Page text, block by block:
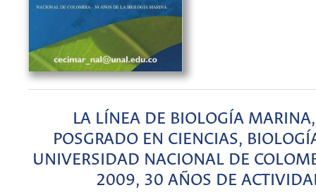
LA LÍNEA DE BIOLOGÍA
POSGRADO EN CIENCIAS,
UNIVERSIDAD NACIONAL DE
2009, 30 AÑOS DE